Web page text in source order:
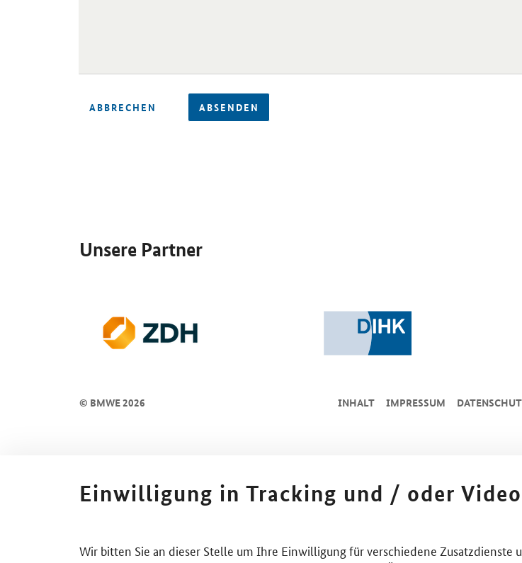
ABBRECHEN ABSENDEN
Unsere Partner
© BMWE 2026 INHALT IMPRESSUM
Einwilligung in Tracking und / oder
Wir bitten Sie an dieser Stelle um Ihre Einwilligung für verschiedene